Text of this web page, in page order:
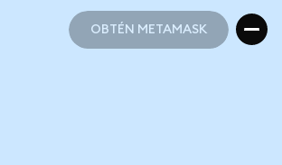
OBTÉN METAMASK